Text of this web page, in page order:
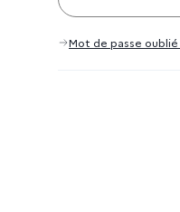
Mot de passe oublié